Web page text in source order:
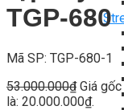
TGP-680
Mã SP: TGP-680-1
53.000.000₫ Giá
là: 20.000.000₫.